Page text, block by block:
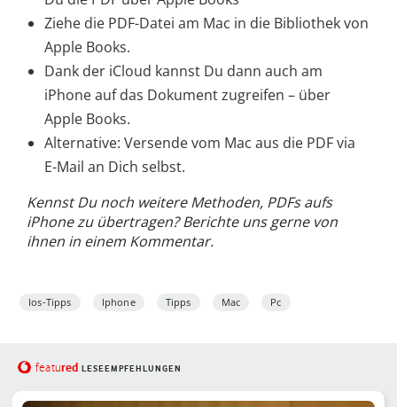
Ziehe die PDF-Datei am Mac in die Bibliothek von
Apple Books.
Dank der iCloud kannst Du dann auch am
iPhone auf das Dokument zugreifen – über
Apple Books.
Alternative: Versende vom Mac aus die PDF via
E-Mail an Dich selbst.
Kennst Du noch weitere Methoden, PDFs aufs
iPhone zu übertragen? Berichte uns gerne von
ihnen in einem Kommentar.
Ios-Tipps Iphone Tipps Mac Pc
featured LESEEMPFEHLUNGEN